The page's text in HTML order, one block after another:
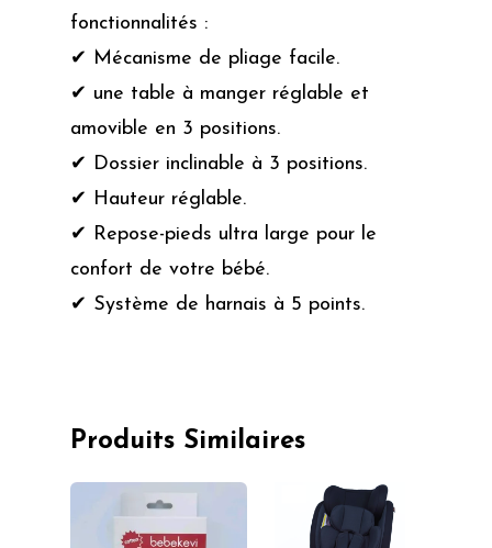
fonctionnalités :
✔ Mécanisme de pliage facile.
✔ une table à manger réglable et
amovible en 3 positions.
✔ Dossier inclinable à 3 positions.
✔ Hauteur réglable.
✔ Repose-pieds ultra large pour le
confort de votre bébé.
✔ Système de harnais à 5 points.
Produits Similaires